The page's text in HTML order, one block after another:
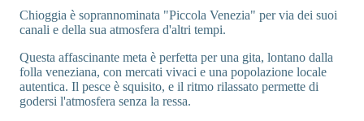
Chioggia è soprannominata "Piccola Venezia" per via dei suoi
canali e della sua atmosfera d'altri tempi.
Questa affascinante meta è perfetta per una gita, lontano dalla
folla veneziana, con mercati vivaci e una popolazione locale
autentica. Il pesce è squisito, e il ritmo rilassato permette di
godersi l'atmosfera senza la ressa.